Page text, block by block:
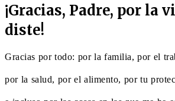
¡Gracias, Padre, por la
diste!
Gracias por todo: por la familia, por el
por la salud, por el alimento, por tu